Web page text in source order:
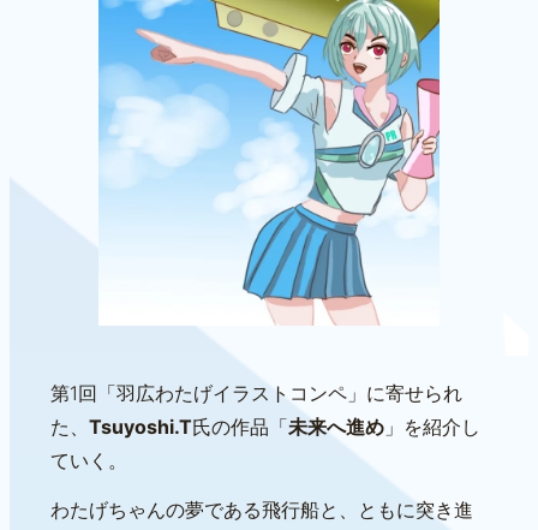
第1回「羽広わたげイラストコンペ」に寄せられ
た、 Tsuyoshi.T氏の作品「未来へ進め」を紹介し
ていく。
わたげちゃんの夢である飛行船と、ともに突き進